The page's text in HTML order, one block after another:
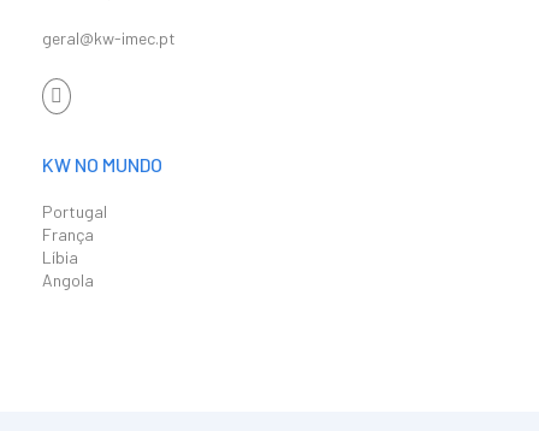
geral@kw-imec.pt
KW NO MUNDO
Portugal
França
Líbia
Angola